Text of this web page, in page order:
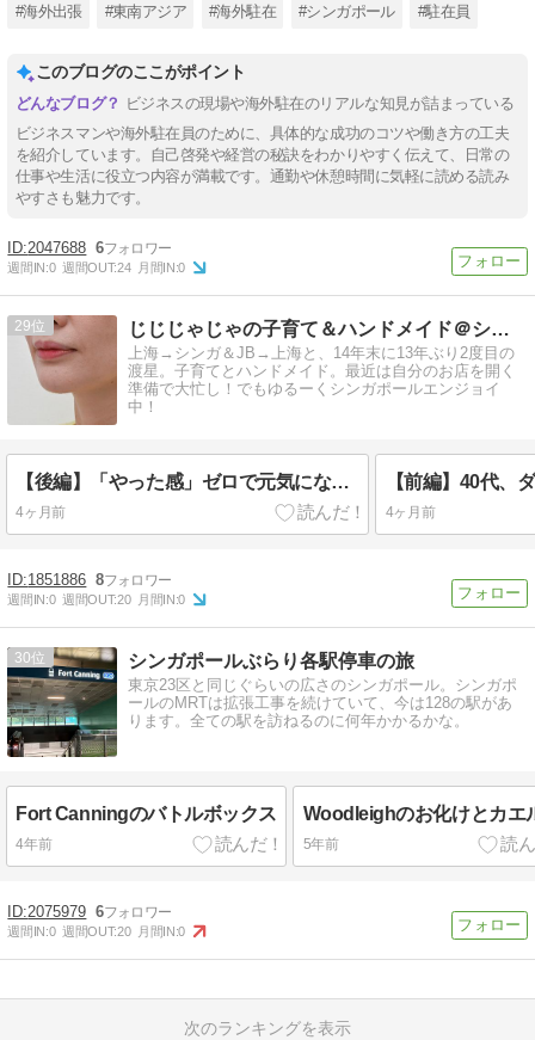
#海外出張 #東南アジア #海外駐在 #シンガポール #駐在員
このブログのここがポイント
ビジネスの現場や海外駐在のリアルな知見が詰まっている
ビジネスマンや海外駐在員のために、具体的な成功のコツや働き方の工夫
を紹介しています。自己啓発や経営の秘訣をわかりやすく伝えて、日常の
仕事や生活に役立つ内容が満載です。通勤や休憩時間に気軽に読める読み
やすさも魅力です。
2047688 6
週間IN:0 週間OUT:24 月間IN:0
29 じじじゃじゃの子育て＆ハンドメイド＠シンガポール
上海→シンガ＆JB→上海と、14年末に13年ぶり2度目の
渡星。子育てとハンドメイド。最近は自分のお店を開く
準備で大忙し！でもゆるーくシンガポールエンジョイ
中！
【後編】「やった感」ゼロで元気になれる魔法✨Dr. Terenceの神テク
4ヶ月前 4ヶ月前
1851886 8
週間IN:0 週間OUT:20 月間IN:0
30 シンガポールぶらり各駅停車の旅
東京23区と同じぐらいの広さのシンガポール。シンガポ
ールのMRTは拡張工事を続けていて、今は128の駅があ
ります。全ての駅を訪ねるのに何年かかるかな。
Fort Canningのバトルボックス
4年前
Woodleighのお化けとカエ
5年前
2075979 6
週間IN:0 週間OUT:20 月間IN:0
次のランキングを表示